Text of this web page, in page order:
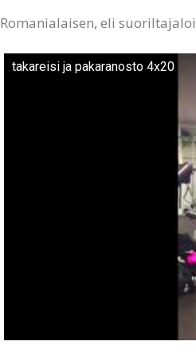
Romanialaisen, eli
takareisi ja pakaranosto 4x20